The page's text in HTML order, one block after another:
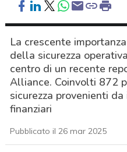
La crescente
della sicurezza
centro di un recente
Alliance. Coinvolti 872
sicurezza provenienti
finanziari
Pubblicato il 26 mar 2025